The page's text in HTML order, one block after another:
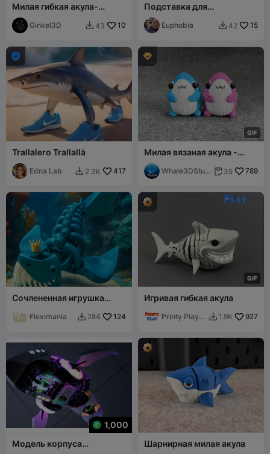
Милая гибкая акула-
молот, сочлененный чиби-
зверекGinkel3D  43 10
Подставка для
карандашей в виде акулы
Euphobia  42 15

Trallalero Trallallà
Edna Lab  2.3K 417
GIF

Милая вязаная акула -
Крючком - Многоцветные
STL и 3mf
Whale3DStudi
 35 789
Сочлененная игрушка
коронойFleximania  284 124
GIF
Игривая гибкая акула
Printy Play
 1.9K 927
1,000
Модель корпуса
Шарнирная милая акула